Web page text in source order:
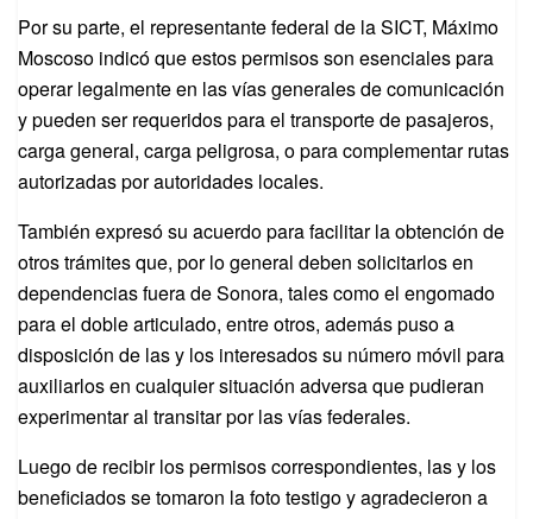
Por su parte, el representante federal de la SICT, Máximo
Moscoso indicó que estos permisos son esenciales para
operar legalmente en las vías generales de comunicación
y pueden ser requeridos para el transporte de pasajeros,
carga general, carga peligrosa, o para complementar rutas
autorizadas por autoridades locales.
También expresó su acuerdo para facilitar la obtención de
otros trámites que, por lo general deben solicitarlos en
dependencias fuera de Sonora, tales como el engomado
para el doble articulado, entre otros, además puso a
disposición de las y los interesados su número móvil para
auxiliarlos en cualquier situación adversa que pudieran
experimentar al transitar por las vías federales.
Luego de recibir los permisos correspondientes, las y los
beneficiados se tomaron la foto testigo y agradecieron a